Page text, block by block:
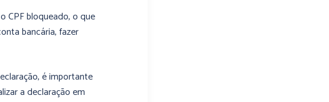
CPF bloqueado, o que
bancária, fazer
é importante
a declaração em